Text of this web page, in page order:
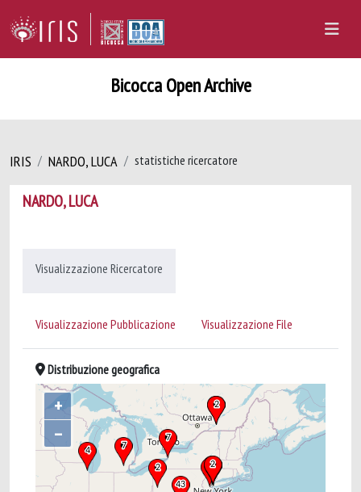
Bicocca Open Archive
IRIS NARDO, LUCA statistiche ricercatore
NARDO, LUCA
Visualizzazione Ricercatore
Visualizzazione Pubblicazione Visualizzazione File
Distribuzione geografica
+
–